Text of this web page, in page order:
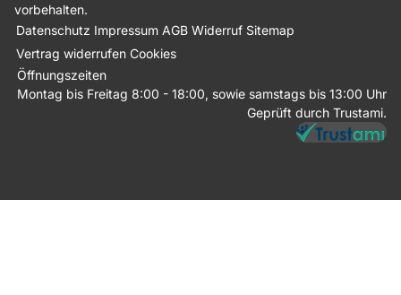
vorbehalten.
Datenschutz Impressum AGB Widerruf Sitemap
Vertrag widerrufen Cookies
Öffnungszeiten
Montag bis Freitag 8:00 - 18:00, sowie samstags bis 13:00 Uhr
Geprüft durch Trustami.